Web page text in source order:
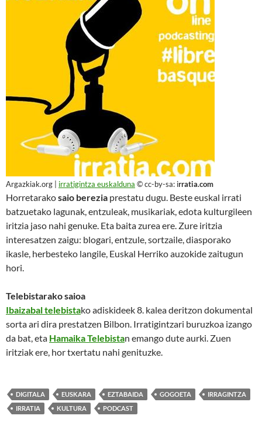
Argazkiak.org | irratigintza euskalduna © cc-by-sa: irratia.com
Horretarakosaio berezia prestatu dugu. Beste euskal irrati
batzuetako lagunak, entzuleak, musikariak, edota kulturgileen
iritzia jaso nahi genuke. Eta baita zurea ere. Zure iritzia
interesatzen zaigu: blogari, entzule, sortzaile, diasporako
ikasle, herbesteko langile, Euskal Herriko auzokide zaitugun
hori.
Telebistarako saioa
Ibaizabal telebistako adiskideek 8. kalea deritzon dokumental
sorta ari dira prestatzen Bilbon. Irratigintzari buruzkoa izango
da bat, eta Hamaika Telebistan emango dute aurki. Zuen
iritziak ere, hor txertatu nahi genituzke.
DIGITALA EUSKARA EZTABAIDA GOGOETA
IRRAGINTZA
IRRATIA
KULTURA PODCAST